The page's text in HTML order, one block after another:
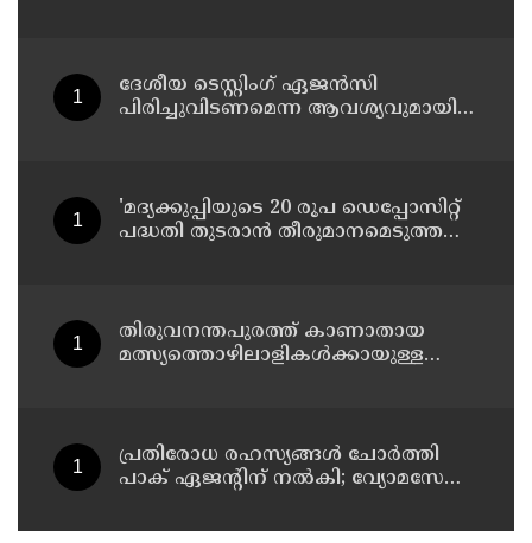
ദേശീയ ടെസ്റ്റിംഗ് ഏജന്‍സി
പിരിച്ചുവിടണമെന്ന ആവശ്യവുമായി
'മദ്യക്കുപ്പിയുടെ 20 രൂപ ഡെപ്പോസിറ്റ്
പദ്ധതി തുടരാന്‍ തീരുമാനമെടുത്ത
തിരുവനന്തപുരത്ത് കാണാതായ
മത്സ്യത്തൊഴിലാളികള്‍ക്കായുള്ള
പ്രതിരോധ രഹസ്യങ്ങള്‍ ചോര്‍ത്തി
പാക് ഏജന്റിന് നല്‍കി; വ്യോമസേനാ